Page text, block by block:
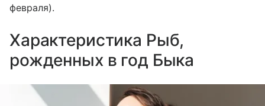
февраля).
Характеристика Рыб,
рожденных в год Быка